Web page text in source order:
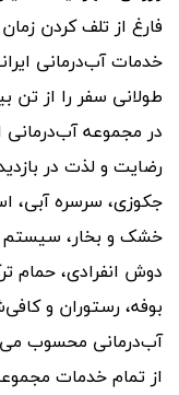
فارغ از تلف کردن
خدمات آب‌درمانی
طولانی سفر را از تن
در مجموعه آب‌درمانی
رضایت و لذت در
جکوزی، سرسره آبی،
خشک و بخار، سیستم
دوش انفرادی، حمام
بوفه، رستوران و
آب‌درمانی محسوب
از تمام خدمات